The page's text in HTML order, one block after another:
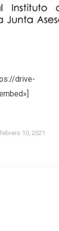
drive-
febrero 10, 2021